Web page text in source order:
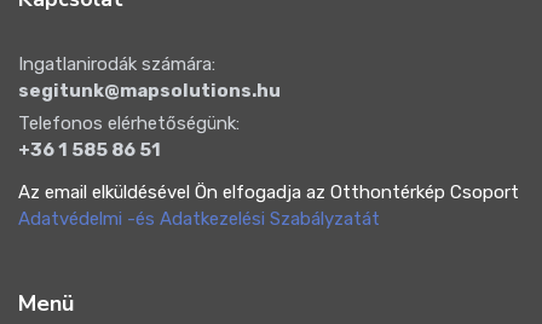
Ingatlanirodák számára:
segitunk@mapsolutions.hu
Telefonos elérhetőségünk:
+36 1 585 86 51
Az email elküldésével Ön elfogadja az Otthontérkép Csoport
Adatvédelmi -és Adatkezelési Szabályzatát
Menü